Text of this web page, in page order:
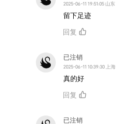
2025-06-11 19:51:05 山东
留下足迹
回复
已注销
2025-06-11 10:39:30 上海
真的好
回复
已注销